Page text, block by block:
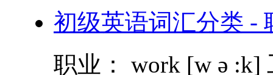
初级英语词汇分类 -
职业： work [w ə :k]